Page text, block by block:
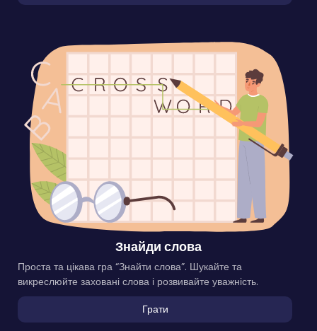
Знайди слова
Проста та цікава гра “Знайти слова”. Шукайте та
викреслюйте заховані слова і розвивайте уважність.
Грати